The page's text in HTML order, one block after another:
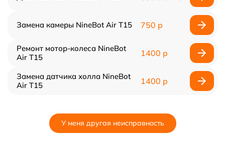
Замена камеры NineBot Air T15 750 р
Ремонт мотор-колеса NineBot
Air T15
1400 р
Замена датчика холла NineBot
Air T15
1400 р
У меня другая неисправность